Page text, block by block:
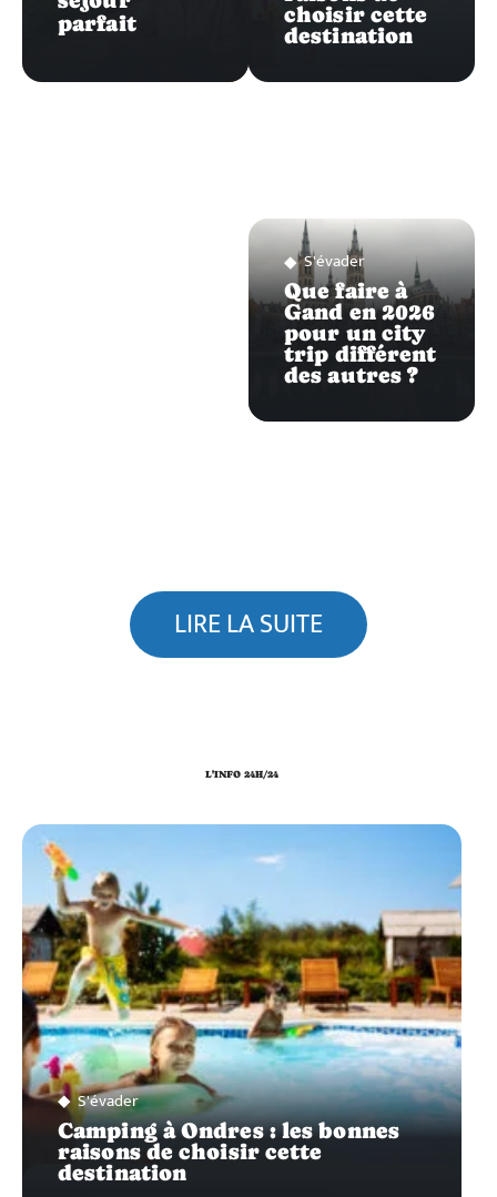
parfait
choisir cette
destination
S'évader
Que faire à
Gand en 2026
pour un city
trip différent
des autres ?
LIRE LA SUITE
L'INFO 24H/24
S'évader
Camping à Ondres : les bonnes
raisons de choisir cette
destination